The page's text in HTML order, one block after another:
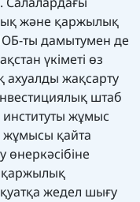
және қаржылық
ты дамытумен де
үкіметі өз
ахуалды жақсарту
штаб
жұмыс
жұмысы қайта
қаржылық
жедел шығу